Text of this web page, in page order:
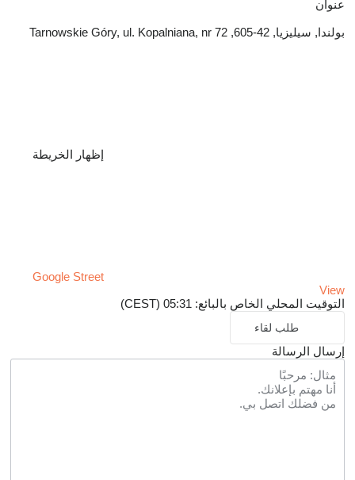
عنوان
بولندا, سيليزيا, 42-605, Tarnowskie Góry, ul. Kopalniana, nr 72
إظهار الخريطة
Google Street
View
التوقيت المحلي الخاص بالبائع: 05:31 (CEST)
طلب لقاء
إرسال الرسالة